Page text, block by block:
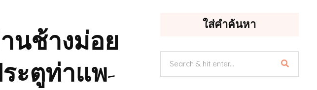
นช้างม่อย
ะตูท่าแพ-
ใส่คำค้นหา